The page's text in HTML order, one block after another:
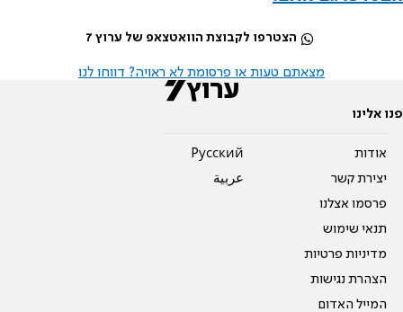
הצטרפו לקבוצת הוואטצאפ של ערוץ 7
מצאתם טעות או פרסומת לא ראויה? דווחו לנו
פנו אלינו
אודות
יצירת קשר
פרסמו אצלנו
תנאי שימוש
מדיניות פרטיות
הצהרת נגישות
המייל האדום
Pусский
عربية